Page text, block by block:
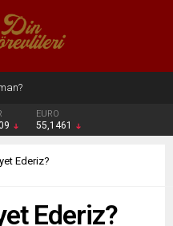
EURO
55,1461
Ederiz?
Ederiz?